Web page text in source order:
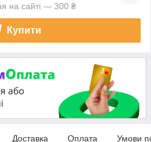
на сайті — 300 ₴
Купити
Доставка Оплата Умови